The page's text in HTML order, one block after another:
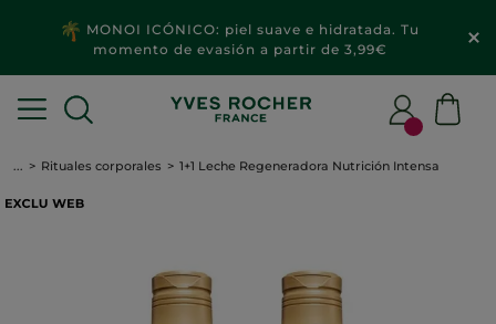
MONOI ICÓNICO: piel suave e hidratada. Tu
momento de evasión a partir de 3,99€
... Rituales corporales 1+1 Leche Regeneradora Nutrición Intensa